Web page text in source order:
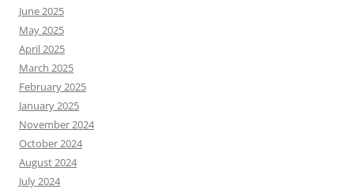
June 2025
May 2025
April 2025
March 2025
February 2025
January 2025
November 2024
October 2024
August 2024
July 2024